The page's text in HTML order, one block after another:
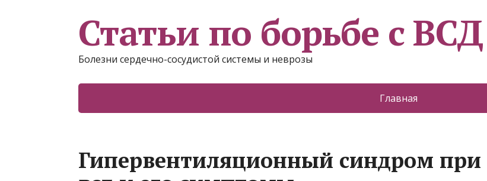
Статьи по борьбе с ВСД
Болезни сердечно-сосудистой системы и неврозы
Главная
Гипервентиляционный синдром при